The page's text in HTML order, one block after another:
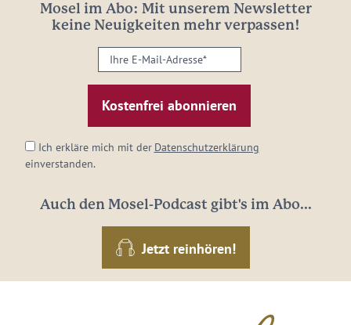
Mosel im Abo: Mit unserem Newsletter
keine Neuigkeiten mehr verpassen!
Ihre
E-
Mail-
Adresse:
Ich erkläre mich mit der Datenschutzerklärung
einverstanden.
Auch den Mosel-Podcast gibt's im Abo...
Jetzt reinhören!